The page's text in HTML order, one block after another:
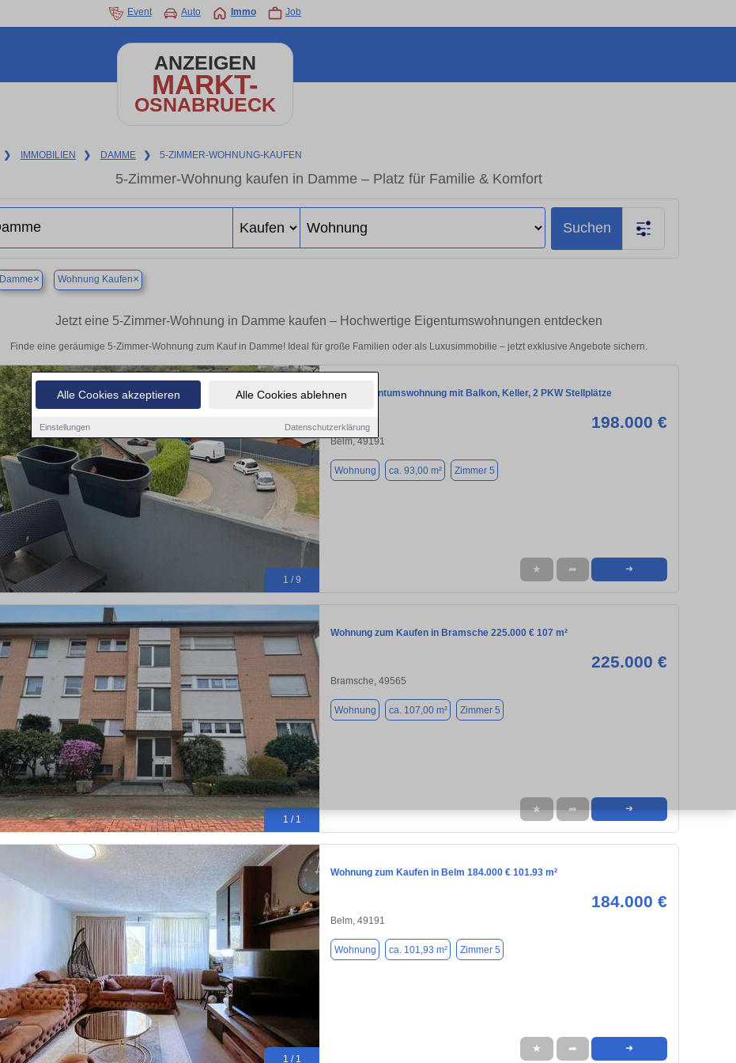
Alle Cookies akzeptieren Alle Cookies ablehnen
Einstellungen Datenschutzerklärung
Event Auto Immo Job
ANZEIGEN
MARKT-
OSNABRUECK
❯ IMMOBILIEN ❯ DAMME ❯ 5-ZIMMER-WOHNUNG-KAUFEN
5-Zimmer-Wohnung kaufen in Damme – Platz für Familie & Komfort
Suchen
Damme× Wohnung Kaufen×
Jetzt eine 5-Zimmer-Wohnung in Damme kaufen – Hochwertige Eigentumswohnungen entdecken
Finde eine geräumige 5-Zimmer-Wohnung zum Kauf in Damme! Ideal für große Familien oder als Luxusimmobilie – jetzt exklusive Angebote sichern.
1 / 9
93 m² Eigentumswohnung mit Balkon, Keller, 2 PKW Stellplätze
198.000 €
Belm, 49191
Wohnung ca. 93,00 m² Zimmer 5
★ ➦ ➜
1 / 1
Wohnung zum Kaufen in Bramsche 225.000 € 107 m²
225.000 €
Bramsche, 49565
Wohnung ca. 107,00 m² Zimmer 5
★ ➦ ➜
1 / 1
Wohnung zum Kaufen in Belm 184.000 € 101.93 m²
184.000 €
Belm, 49191
Wohnung ca. 101,93 m² Zimmer 5
★ ➦ ➜